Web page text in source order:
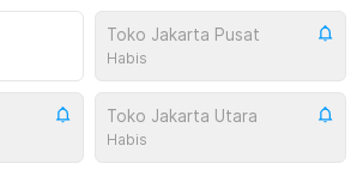
Toko Jakarta Pusat
Habis
Toko Jakarta Utara
Habis